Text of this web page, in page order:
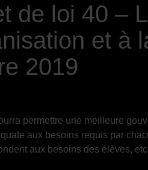
de loi 40 –
et à
2019
permettre une meilleure
aux besoins requis par
aux besoins des élèves,